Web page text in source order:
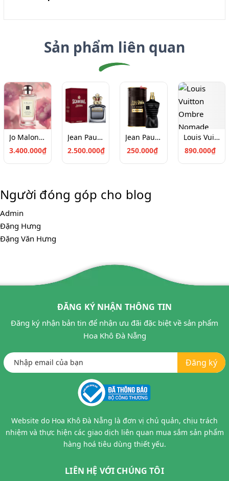
Sản phẩm liên quan
Jo Malone Peony & Blush Suede Cologne (100ml)
3.400.000₫
Jean Paul Gaultier Scandal Pour Homme EDT 100
2.500.000₫
Jean Paul Gaultier Le Male Le Parfum Chiết 10ml
250.000₫
Louis Vuitton Ombre Nomade Chiết 10ml
890.000₫
Người đóng góp cho blog
Admin
Đặng Hưng
Đặng Văn Hưng
ĐĂNG KÝ NHẬN THÔNG TIN
Đăng ký nhận bản tin để nhận ưu đãi đặc biệt về sản phẩm
Hoa Khô Đà Nẵng
Đăng ký
Website do Hoa Khô Đà Nẵng là đơn vị chủ quản, chịu trách
nhiệm và thực hiện các giao dịch liên quan mua sắm sản phẩm
hàng hoá tiêu dùng thiết yếu.
LIÊN HỆ VỚI CHÚNG TÔI